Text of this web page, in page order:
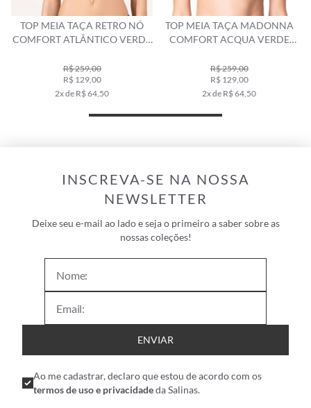
TOP MEIA TAÇA MADONNA
COMFORT ACQUA VERDE
R$ 259,00
R$ 129,00
2x de R$ 64,50
TOP MEIA TAÇA MADONNA
COMFORT BOBBY VERDE
R$ 339,00
R$ 169,00
3x de R$ 56,33
INSCREVA-SE NA NOSSA
NEWSLETTER
Deixe seu e-mail ao lado e seja o primeiro a saber sobre as
nossas coleções!
ENVIAR
Ao me cadastrar, declaro que estou de acordo com os
termos de uso e privacidadeda Salinas.